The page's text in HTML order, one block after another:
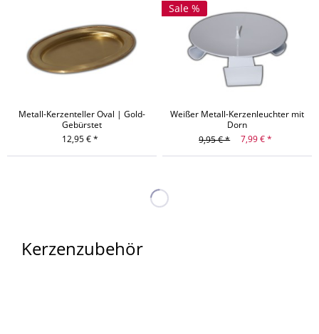
Metall-Kerzenteller Oval | Gold-
Gebürstet
12,95 € *
Sale %
Weißer Metall-Kerzenleuchter mit
Dorn
9,95 € *
7,99 € *
Kerzenzubehör